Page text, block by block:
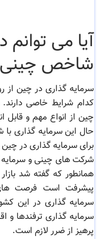
آیا می
شاخص چینی
سرمایه گذاری در چین
کدام شرایط خاصی
چین از انواع مهم و قابل
حال این سرمایه گذاری
برای سرمایه گذاری در
شرکت های چینی و
همانطور که گفته شد
پیشرفت است فرصت
سرمایه گذاری در این
سرمایه گذاری ترفندها و
پرهیز از ضرر لازم است.